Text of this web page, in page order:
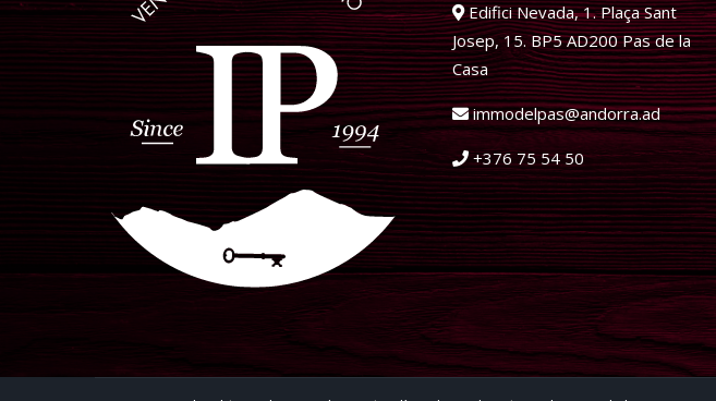
Edifici Nevada, 1. Plaça Sant
Josep, 15. BP5 AD200 Pas de la
Casa
immodelpas@andorra.ad
+376 75 54 50